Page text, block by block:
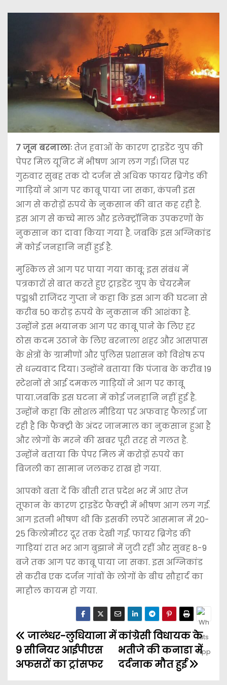
7 जून बरनालाःतेज हवाओं के कारण ट्राइडेंट ग्रुप की
पेपर मिल यूनिट में भीषण आग लग गई। जिस पर
गुरुवार सुबह तक दो दर्जन से अधिक फायर ब्रिगेड की
गाड़ियों ने आग पर काबू पाया जा सका, कंपनी इस
आग से करोड़ों रुपये के नुकसान की बात कह रही है.
इस आग से कच्चे माल और इलेक्ट्रॉनिक उपकरणों के
नुकसान का दावा किया गया है. जबकि इस अग्निकांड
में कोई जनहानि नहीं हुई है.
मुश्किल से आग पर पाया गया काबू: इस संबंध में
पत्रकारों से बात करते हुए ट्राइडेंट ग्रुप के चेयरमैन
पद्मश्री राजिंदर गुप्ता ने कहा कि इस आग की घटना से
करीब 50 करोड़ रुपये के नुकसान की आशंका है.
उन्होंने इस भयानक आग पर काबू पाने के लिए हर
ठोस कदम उठाने के लिए बरनाला शहर और आसपास
के क्षेत्रों के ग्रामीणों और पुलिस प्रशासन को विशेष रूप
से धन्यवाद दिया। उन्होंने बताया कि पंजाब के करीब 19
स्टेशनों से आई दमकल गाड़ियों ने आग पर काबू
पाया.जबकि इस घटना में कोई जनहानि नहीं हुई है.
उन्होंने कहा कि सोशल मीडिया पर अफवाह फैलाई जा
रही है कि फैक्ट्री के अंदर जानमाल का नुकसान हुआ है
और लोगों के मरने की खबर पूरी तरह से गलत है.
उन्होंने बताया कि पेपर मिल में करोड़ों रुपये का
बिजली का सामान जलकर राख हो गया.
आपको बता दें कि बीती रात प्रदेश भर में आए तेज
तूफान के कारण ट्राइडेंट फैक्ट्री में भीषण आग लग गई.
आग इतनी भीषण थी कि इसकी लपटें आसमान में 20-
25 किलोमीटर दूर तक देखी गईं. फायर ब्रिगेड की
गाड़ियां रात भर आग बुझाने में जुटी रहीं और सुबह 8-9
बजे तक आग पर काबू पाया जा सका. इस अग्निकांड
से करीब एक दर्जन गांवों के लोगों के बीच सौहार्द का
माहौल कायम हो गया.
कांग्रेसी विधायक के
भतीजे की कनाडा में
दर्दनाक मौत हुई
जालंधर-लुधियाना में
9 सीनियर आईपीएस
अफसरों का ट्रांसफर